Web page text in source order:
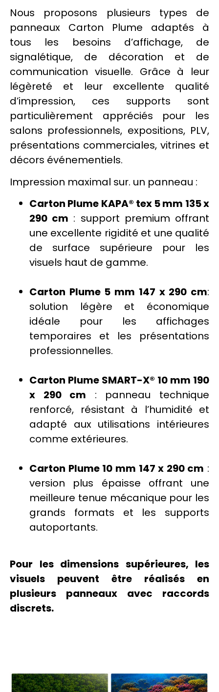
Nous proposons plusieurs types de
panneaux
Carton Plume adaptés à
tous les besoins d’affichage, de
signalétique, de décoration et de
communication visuelle. Grâce à leur
légèreté et leur excellente qualité
d’impression, ces supports sont
particulièrement appréciés pour les
salons professionnels, expositions, PLV,
présentations commerciales, vitrines et
décors événementiels.
Impression maximal sur. un panneau :
Carton Plume KAPA® tex 5 mm 135 x
290 cm : support premium offrant
une excellente rigidité et une qualité
de surface supérieure pour les
visuels haut de gamme.
Carton Plume 5 mm 147 x 290 cm:
solution légère et économique
idéale pour les affichages
temporaires et les présentations
professionnelles.
Carton Plume SMART-X® 10 mm 190
x 290 cm : panneau technique
renforcé, résistant à l’humidité et
adapté aux utilisations intérieures
comme extérieures.
Carton Plume 10 mm 147 x 290 cm :
version plus épaisse offrant une
meilleure tenue mécanique pour les
grands formats et les supports
autoportants.
Pour les dimensions supérieures, les
visuels peuvent être réalisés en
plusieurs panneaux avec raccords
discrets.